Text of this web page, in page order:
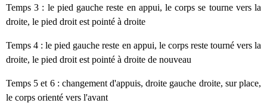
Temps 3 : le pied gauche reste en appui, le corps se tourne vers la
droite, le pied droit est pointé à droite
Temps 4 : le pied gauche reste en appui, le corps reste tourné vers la
droite, le pied droit est pointé à droite de nouveau
Temps 5 et 6 : changement d'appuis, droite gauche droite, sur place,
le corps orienté vers l'avant